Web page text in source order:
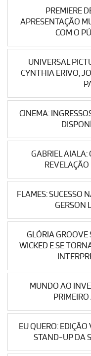
PREMIERE
APRESENTAÇÃO
COM O
UNIVERSAL
CYNTHIA ERIVO,
CINEMA:
GABRIEL AIALA:
FLAMES: SUCESSO
GERSON
GLÓRIA GROOVE
WICKED E SE
MUNDO AO
EU QUERO:
STAND-UP DA